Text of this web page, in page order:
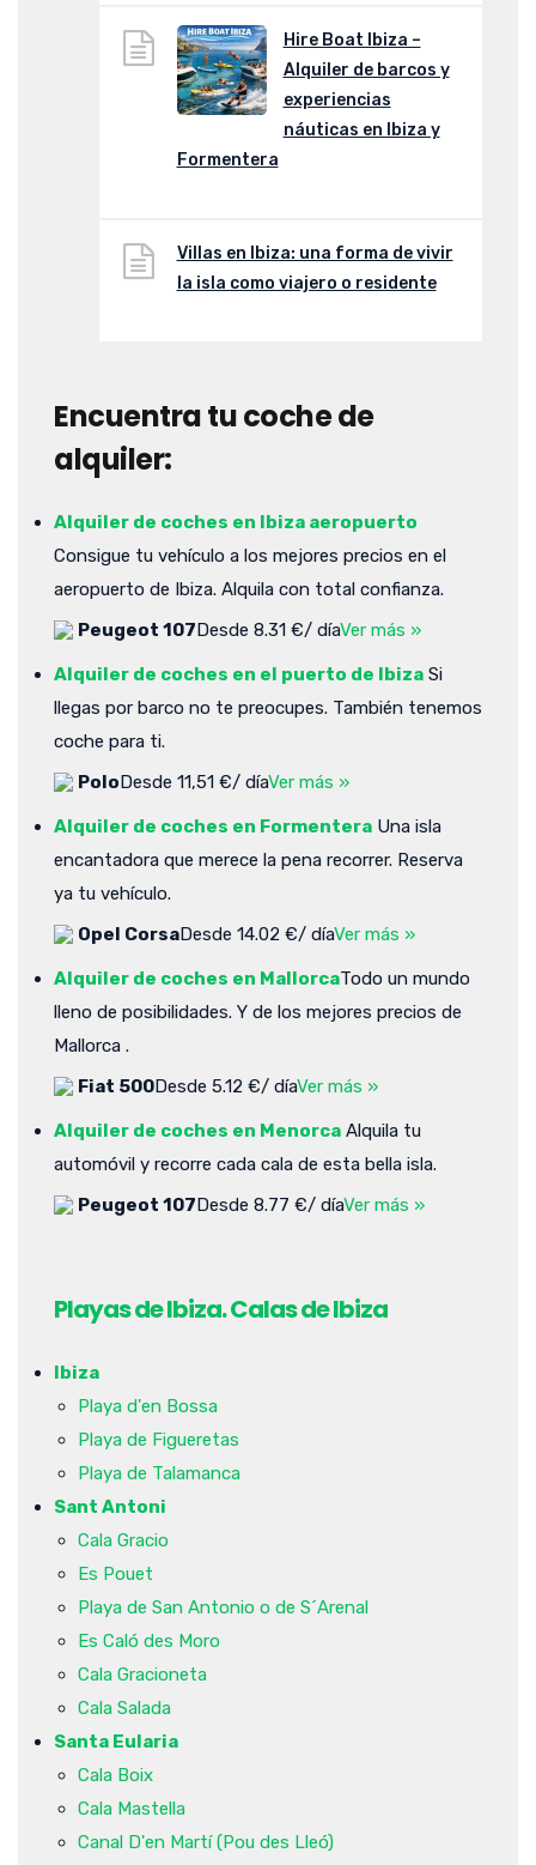
Hire Boat Ibiza –
Alquiler de barcos y
experiencias
náuticas en Ibiza y
Formentera
Villas en Ibiza: una forma de vivir
la isla como viajero o residente
Encuentra tu coche de
alquiler:
Alquiler de coches en Ibiza aeropuerto
Consigue tu vehículo a los mejores precios en el
aeropuerto de Ibiza. Alquila con total confianza.
Peugeot 107Desde 8.31 €/ díaVer más »
Alquiler de coches en el puerto de Ibiza Si
llegas por barco no te preocupes. También tenemos
coche para ti.
PoloDesde 11,51 €/ díaVer más »
Alquiler de coches en Formentera Una isla
encantadora que merece la pena recorrer. Reserva
ya tu vehículo.
Opel CorsaDesde 14.02 €/ díaVer más »
Alquiler de coches en MallorcaTodo un mundo
lleno de posibilidades. Y de los mejores precios de
Mallorca .
Fiat 500Desde 5.12 €/ díaVer más »
Alquiler de coches en Menorca Alquila tu
automóvil y recorre cada cala de esta bella isla.
Peugeot 107Desde 8.77 €/ díaVer más »
Playas de Ibiza. Calas de Ibiza
Ibiza
Playa d'en Bossa
Playa de Figueretas
Playa de Talamanca
Sant Antoni
Cala Gracio
Es Pouet
Playa de San Antonio o de S´Arenal
Es Caló des Moro
Cala Gracioneta
Cala Salada
Santa Eularia
Cala Boix
Cala Mastella
Canal D'en Martí (Pou des Lleó)